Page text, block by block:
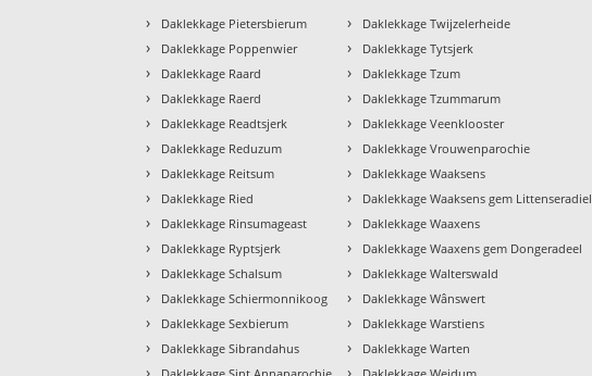
› Daklekkage Pietersbierum
› Daklekkage Poppenwier
› Daklekkage Raard
› Daklekkage Raerd
› Daklekkage Readtsjerk
› Daklekkage Reduzum
› Daklekkage Reitsum
› Daklekkage Ried
› Daklekkage Rinsumageast
› Daklekkage Ryptsjerk
› Daklekkage Schalsum
› Daklekkage Schiermonnikoog
› Daklekkage Sexbierum
› Daklekkage Sibrandahus
›
› Daklekkage Twijzelerheide
› Daklekkage Tytsjerk
› Daklekkage Tzum
› Daklekkage Tzummarum
› Daklekkage Veenklooster
› Daklekkage Vrouwenparochie
› Daklekkage Waaksens
› Daklekkage Waaksens gem Littenseradiel
› Daklekkage Waaxens
› Daklekkage Waaxens gem Dongeradeel
› Daklekkage Walterswald
› Daklekkage Wânswert
› Daklekkage Warstiens
› Daklekkage Warten
›